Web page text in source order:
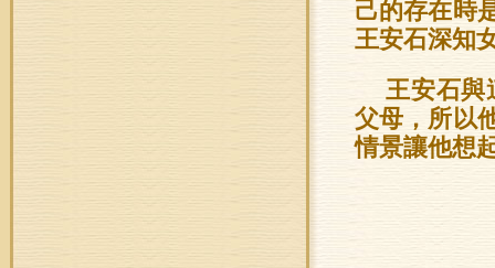
己的存在時
王安石深知
王安石與
父母，所以
情景讓他想